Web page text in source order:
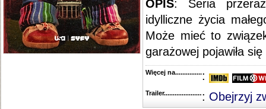
OPIS: Seria
idylliczne życia
Może mieć to
garażowej pojawiła
Więcej na........................................
:
Trailer...........................................
: Obejrzyj